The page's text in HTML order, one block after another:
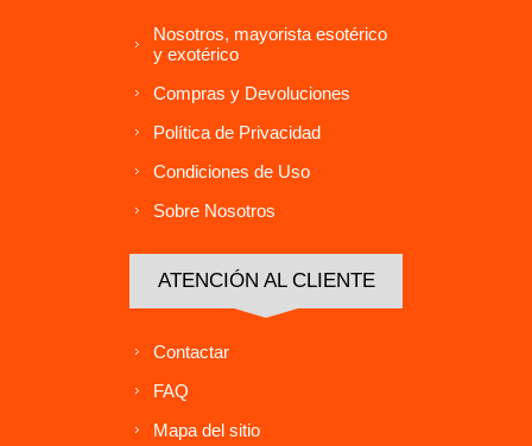
Nosotros, mayorista esotérico
y exotérico
Compras y Devoluciones
Política de Privacidad
Condiciones de Uso
Sobre Nosotros
ATENCIÓN AL CLIENTE
Contactar
FAQ
Mapa del sitio